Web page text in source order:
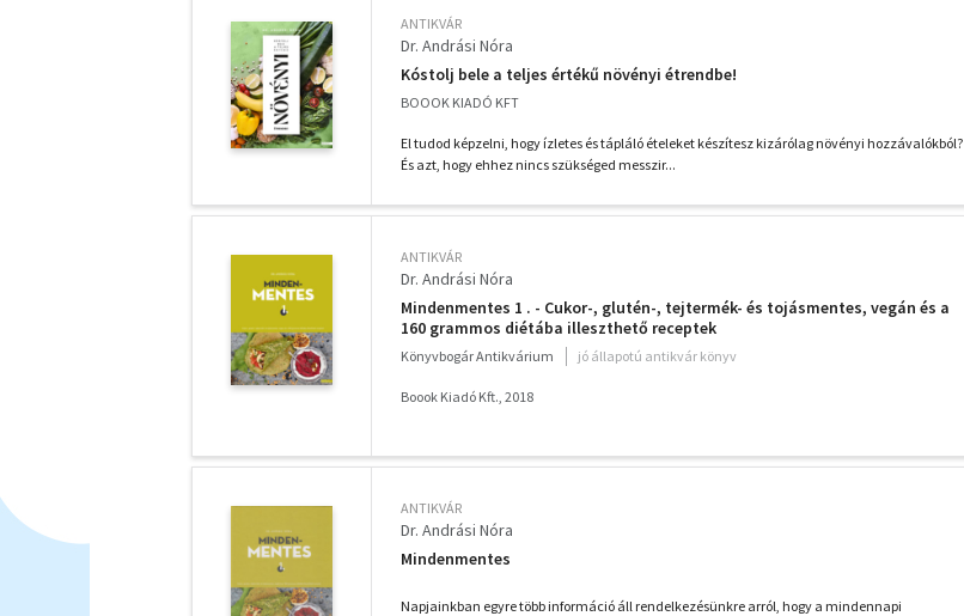
ANTIKVÁR
Dr. Andrási Nóra
Kóstolj bele a teljes értékű növényi étrendbe!
BOOOK KIADÓ KFT
El tudod képzelni, hogy ízletes és tápláló ételeket készítesz kizárólag növényi hozzávalókból?
És azt, hogy ehhez nincs szükséged messzir...
ANTIKVÁR
Dr. Andrási Nóra
Mindenmentes 1 . - Cukor-, glutén-, tejtermék- és tojásmentes, vegán és a
160 grammos diétába illeszthető receptek
Könyvbogár Antikvárium jó állapotú antikvár könyv
Boook Kiadó Kft., 2018
ANTIKVÁR
Dr. Andrási Nóra
Mindenmentes
Napjainkban egyre több információ áll rendelkezésünkre arról, hogy a mindennapi